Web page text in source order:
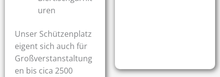
uren
Unser Schützenplatz
eigent sich auch für
Großverstanstaltung
en bis cica 2500